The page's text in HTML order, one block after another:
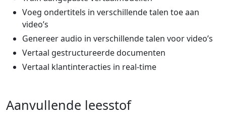
Voeg ondertitels in verschillende talen toe aan
video’s
Genereer audio in verschillende talen voor video’s
Vertaal gestructureerde documenten
Vertaal klantinteracties in real-time
Aanvullende leesstof